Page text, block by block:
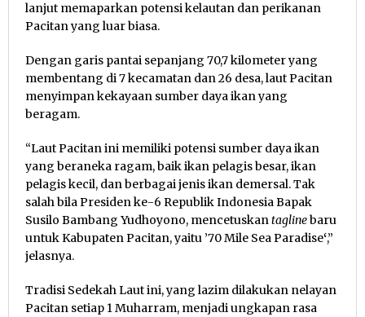
lanjut memaparkan potensi kelautan dan perikanan
Pacitan yang luar biasa.
Dengan garis pantai sepanjang 70,7 kilometer yang
membentang di 7 kecamatan dan 26 desa, laut Pacitan
menyimpan kekayaan sumber daya ikan yang
beragam.
“Laut Pacitan ini memiliki potensi sumber daya ikan
yang beraneka ragam, baik ikan pelagis besar, ikan
pelagis kecil, dan berbagai jenis ikan demersal. Tak
salah bila Presiden ke-6 Republik Indonesia Bapak
Susilo Bambang Yudhoyono, mencetuskantaglinebaru
untuk Kabupaten Pacitan, yaitu ’70 Mile Sea Paradise‘,”
jelasnya.
Tradisi Sedekah Laut ini, yang lazim dilakukan nelayan
Pacitan setiap 1 Muharram, menjadi ungkapan rasa